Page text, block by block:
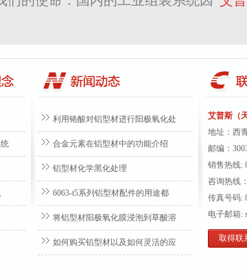
利用铬酸对铝型材进行阳极氧化处
合金元素在铝型材中的功能介绍
铝型材化学黑化处理
6063-t5系列铝型材配件的用途都
将铝型材阳极氧化膜浸泡到草酸溶
如何购买铝型材以及如何灵活的应
艾普斯（
地址： 西
邮编：
销售热线:
咨询热线
传真号码:
电子邮箱:
取得联